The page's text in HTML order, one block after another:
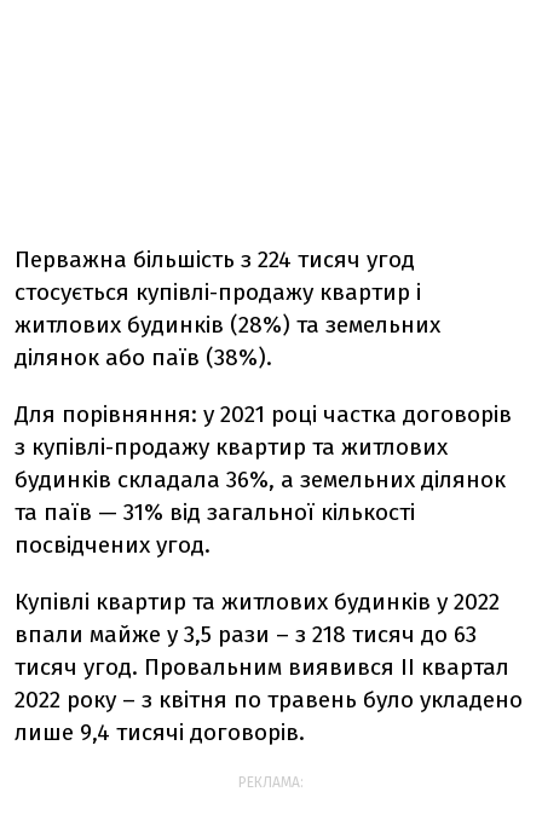
Перважна більшість з 224 тисяч угод
стосується купівлі-продажу квартир і
житлових будинків (28%) та земельних
ділянок або паїв (38%).
Для порівняння: у 2021 році частка договорів
з купівлі-продажу квартир та житлових
будинків складала 36%, а земельних ділянок
та паїв — 31% від загальної кількості
посвідчених угод.
Купівлі квартир та житлових будинків у 2022
впали майже у 3,5 рази – з 218 тисяч до 63
тисяч угод. Провальним виявився ІІ квартал
2022 року – з квітня по травень було укладено
лише 9,4 тисячі договорів.
РЕКЛАМА: